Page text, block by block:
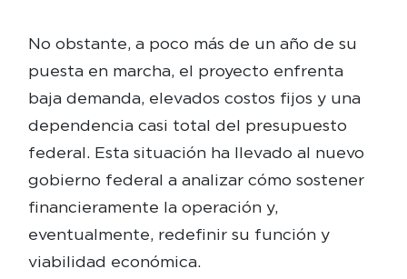
No obstante, a poco más de un año de su
puesta en marcha, el proyecto enfrenta
baja demanda, elevados costos fijos y una
dependencia casi total del presupuesto
federal. Esta situación ha llevado al nuevo
gobierno federal a analizar cómo sostener
financieramente la operación y,
eventualmente, redefinir su función y
viabilidad económica.